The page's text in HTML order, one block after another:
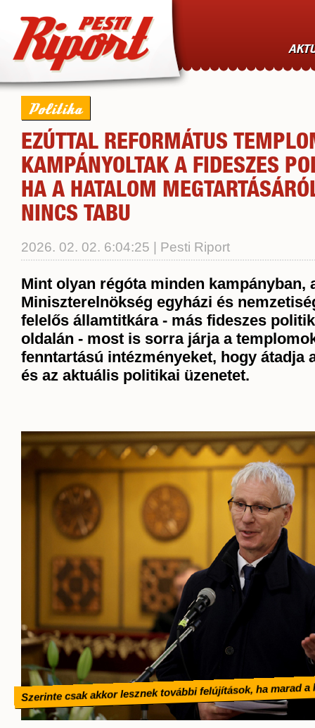
Politika
EZÚTTAL REFORMÁTUS
KAMPÁNYOLTAK A FIDESZES
HA A HATALOM
NINCS TABU
2026. 02. 02. 6:04:25 | Pesti Riport
Mint olyan régóta minden kampányban,
Miniszterelnökség egyházi és
felelős államtitkára - más fideszes
oldalán - most is sorra járjaa
fenntartású intézményeket, hogy átadja
és az aktuális politikai üzenetet.
Szerinte csak akkor lesznek további felújítások, ha marad a